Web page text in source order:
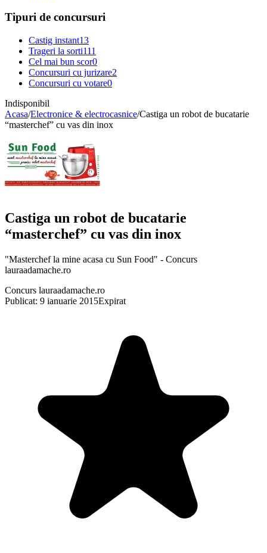
Tipuri de concursuri
Castig instant13
Trageri la sorti111
Cel mai bun scor0
Concursuri cu jurizare2
Concursuri cu votare0
Indisponibil
Acasa/Electronice & electrocasnice/Castiga un robot de bucatarie
“masterchef” cu vas din inox
Castiga un robot de bucatarie
“masterchef” cu vas din inox
"Masterchef la mine acasa cu Sun Food" - Concurs
lauraadamache.ro
Concurs lauraadamache.ro
Publicat: 9 ianuarie 2015Expirat